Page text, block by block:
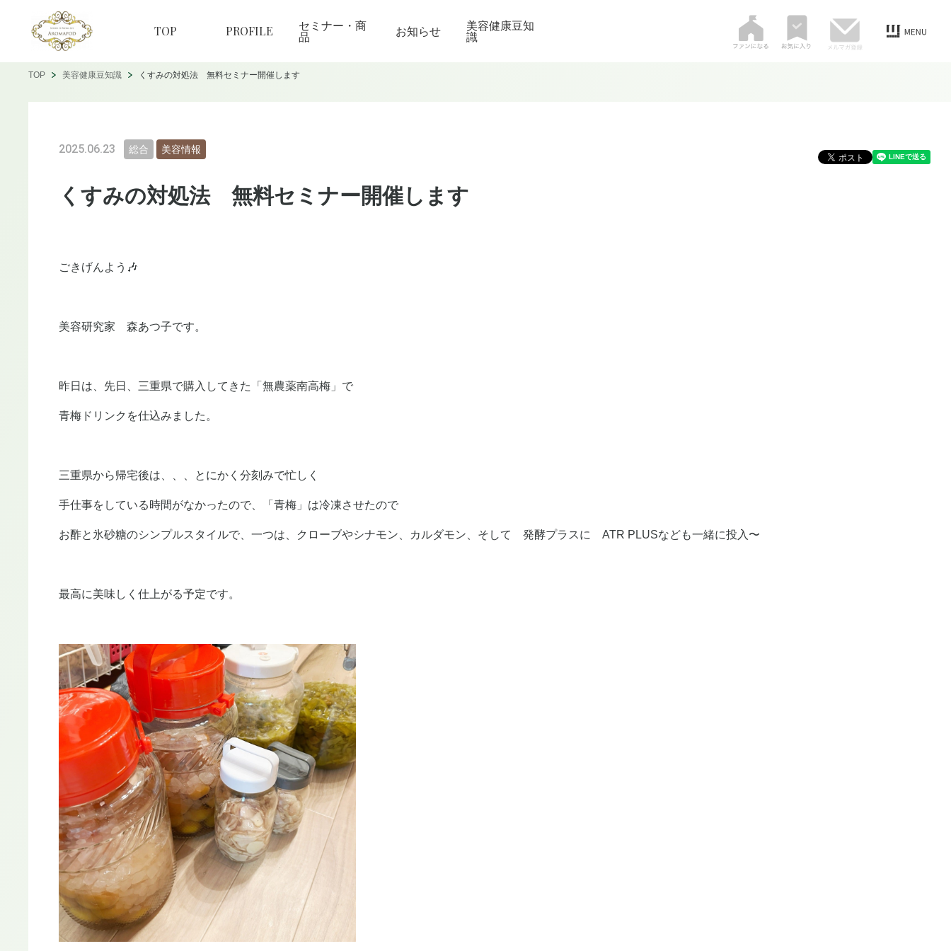
TOP PROFILE セミナー・商
品 お知らせ 美容健康豆知
識
TOP 美容健康豆知識 くすみの対処法 無料セミナー開催します
2025.06.23 総合 美容情報
くすみの対処法 無料セミナー開催します
ごきげんよう🎶
美容研究家 森あつ子です。
昨日は、先日、三重県で購入してきた「無農薬南高梅」で
青梅ドリンクを仕込みました。
三重県から帰宅後は、、、とにかく分刻みで忙しく
手仕事をしている時間がなかったので、「青梅」は冷凍させたので
お酢と氷砂糖のシンプルスタイルで、一つは、クローブやシナモン、カルダモン、そして 発酵プラスに ATR PLUSなども一緒に投入〜
最高に美味しく仕上がる予定です。